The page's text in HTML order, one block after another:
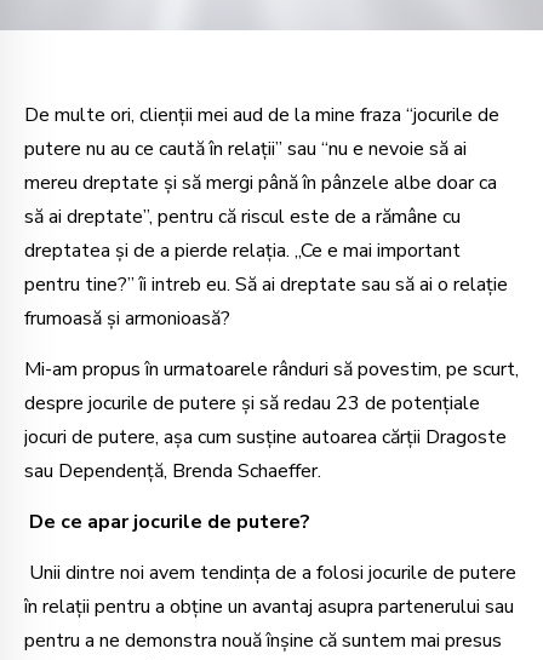
De multe ori, clienții mei aud de la mine fraza “jocurile de
putere nu au ce caută în relații” sau “nu e nevoie să ai
mereu dreptate și să mergi până în pânzele albe doar ca
să ai dreptate”, pentru că riscul este de a rămâne cu
dreptatea și de a pierde relația. „Ce e mai important
pentru tine?” îi intreb eu. Să ai dreptate sau să ai o relație
frumoasă și armonioasă?
Mi-am propus în urmatoarele rânduri să povestim, pe scurt,
despre jocurile de putere și să redau 23 de potențiale
jocuri de putere, așa cum susține autoarea cărții Dragoste
sau Dependență, Brenda Schaeffer.
De ce apar jocurile de putere?
Unii dintre noi avem tendința de a folosi jocurile de putere
în relații pentru a obține un avantaj asupra partenerului sau
pentru a ne demonstra nouă înșine că suntem mai presus